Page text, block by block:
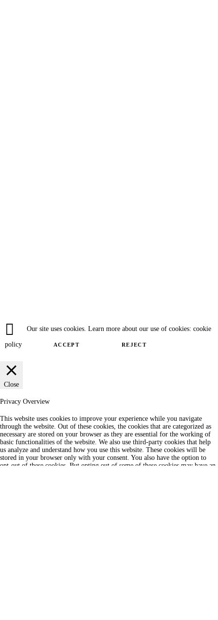
Our site uses cookies. Learn more about our use of cookies: cookie
policy ACCEPT REJECT
Close
Privacy Overview
This website uses cookies to improve your experience while you navigate
through the website. Out of these cookies, the cookies that are categorized as
necessary are stored on your browser as they are essential for the working of
basic functionalities of the website. We also use third-party cookies that help
us analyze and understand how you use this website. These cookies will be
stored in your browser only with your consent. You also have the option to
opt-out of these cookies. But opting out of some of these cookies may have an